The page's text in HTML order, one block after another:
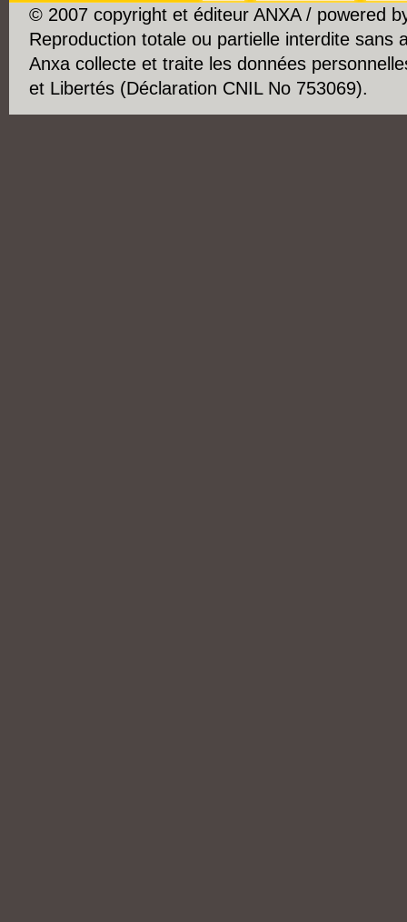
© 2007 copyright et éditeur ANXA / powered
Reproduction totale ou partielle interdite sans
Anxa collecte et traite les données
et Libertés (Déclaration CNIL No 753069).